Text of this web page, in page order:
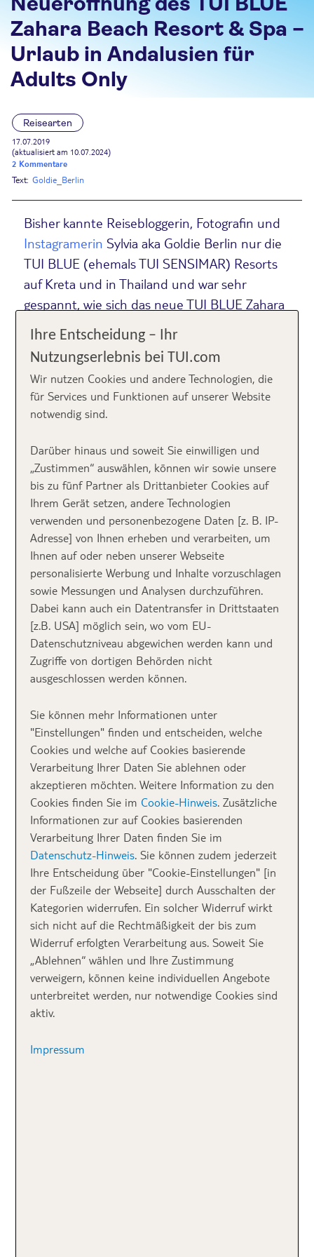
Zahara Beach Resort & Spa –
Urlaub in Andalusien für
Adults Only
Reisearten
17.07.2019
(aktualisiert am 10.07.2024)
2 Kommentare
Text: Goldie_Berlin
Bisher kannte Reisebloggerin, Fotografin und
Instagramerin Sylvia aka Goldie Berlin nur die
TUI BLUE (ehemals TUI SENSIMAR) Resorts
auf Kreta und in Thailand und war sehr
gespannt, wie sich das neue TUI BLUE Zahara
Beach Resort & Spa präsentieren würde. Zum
ersten Mal war sie daher für uns in Andalusien
und hat sich im neu erbauten TUI BLUE
Resort umgeschaut.
Achtung Spoiler: Goldie würde definitv noch ein zweites Mal
hier Urlaub machen.
Anreise vom
Aus Deutschland beträgt die Flugzeit circa 3 Stunden.
Vom Flughafen Jerez bis zum Hotel sind es gut 90
Kilometer, also eine gute Stunde mit dem Auto.
Parken könnt ihr entweder direkt vor dem Hotel oder
auch im Parkhaus vom Hotel. Wenn ihr dasTUI
BLUE Zahara Beach & SpainAndalusien als
Pauschalreise bucht, ist der Bustransfer natürlich
inklusive.
Lobby & Design
Beim Betreten der Lobby fällt sofort das Design des
Hotels auf. Es ist modern, kombiniert mit Möbeln aus
Indonesien – besonders die Muschel-Lampen und
imposanten Holztische sehen traumhaft schön aus.
Ihre Entscheidung – Ihr
Nutzungserlebnis bei TUI.com
Wir nutzen Cookies und andere Technologien, die
für Services und Funktionen auf unserer Website
notwendig sind.
Darüber hinaus und soweit Sie einwilligen und
„Zustimmen“ auswählen, können wir sowie unsere
bis zu fünf Partner als Drittanbieter Cookies auf
Ihrem Gerät setzen, andere Technologien
verwenden und personenbezogene Daten [z. B. IP-
Adresse] von Ihnen erheben und verarbeiten, um
Ihnen auf oder neben unserer Webseite
personalisierte Werbung und Inhalte vorzuschlagen
sowie Messungen und Analysen durchzuführen.
Dabei kann auch ein Datentransfer in Drittstaaten
[z.B. USA] möglich sein, wo vom EU-
Datenschutzniveau abgewichen werden kann und
Zugriffe von dortigen Behörden nicht
ausgeschlossen werden können.
Sie können mehr Informationen unter
"Einstellungen" finden und entscheiden, welche
Cookies und welche auf Cookies basierende
Verarbeitung Ihrer Daten Sie ablehnen oder
akzeptieren möchten. Weitere Information zu den
Cookies finden Sie im Cookie-Hinweis. Zusätzliche
Informationen zur auf Cookies basierenden
Verarbeitung Ihrer Daten finden Sie im
Datenschutz-Hinweis. Sie können zudem jederzeit
Ihre Entscheidung über "Cookie-Einstellungen" [in
der Fußzeile der Webseite] durch Ausschalten der
Kategorien widerrufen. Ein solcher Widerruf wirkt
sich nicht auf die Rechtmäßigkeit der bis zum
Widerruf erfolgten Verarbeitung aus. Soweit Sie
„Ablehnen“ wählen und Ihre Zustimmung
verweigern, können keine individuellen Angebote
unterbreitet werden, nur notwendige Cookies sind
aktiv.
Impressum